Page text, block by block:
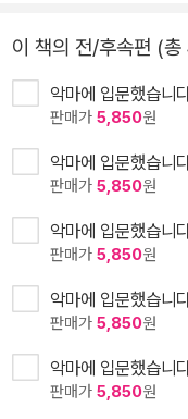
이 책의 전/후속편 (
악마에 입문했습니
판매가 5,850원
악마에 입문했습니
판매가 5,850원
악마에 입문했습니
판매가 5,850원
악마에 입문했습니
판매가 5,850원
악마에 입문했습니
판매가 5,850원